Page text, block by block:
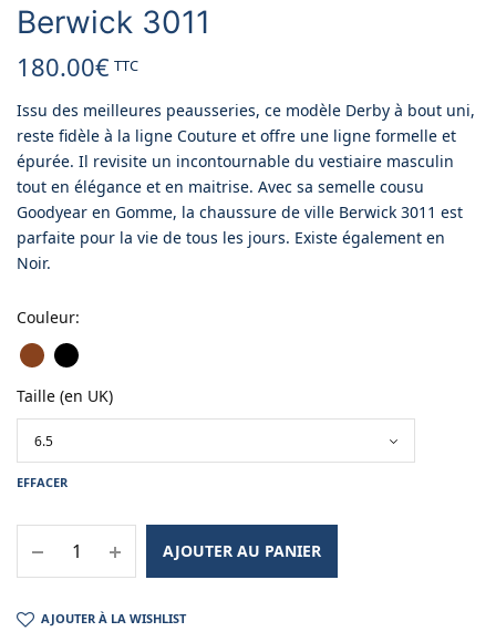
Berwick 3011
180.00€ TTC
Issu des meilleures peausseries, ce modèle Derby à bout uni,
reste fidèle à la ligne Couture et offre une ligne formelle et
épurée. Il revisite un incontournable du vestiaire masculin
tout en élégance et en maitrise. Avec sa semelle cousu
Goodyear en Gomme, la chaussure de ville Berwick 3011 est
parfaite pour la vie de tous les jours. Existe également en
Noir.
Couleur:
Taille (en UK)
EFFACER
AJOUTER AU PANIER
AJOUTER À LA WISHLIST